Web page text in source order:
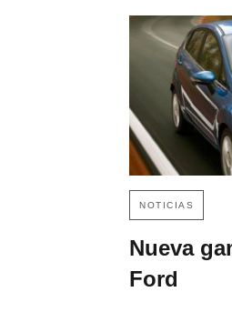
NOTICIAS
Nueva
Ford